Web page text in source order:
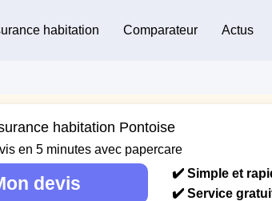
habitation Comparateur Actus
habitation Pontoise
en 5 minutes avec papercare
devis
✔️ Simple et
✔️ Service